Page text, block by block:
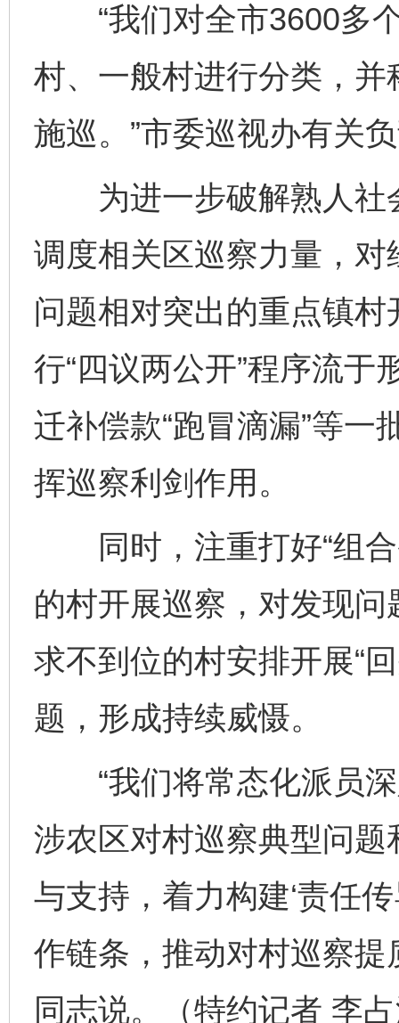
“我们对全市3600多个
村、一般村进行分类，
施巡。”市委巡视办有关
为进一步破解熟人社
调度相关区巡察力量，
问题相对突出的重点镇
行“四议两公开”程序流于
迁补偿款“跑冒滴漏”等一
挥巡察利剑作用。
同时，注重打好“组合
的村开展巡察，对发现
求不到位的村安排开展“
题，形成持续威慑。
“我们将常态化派员深
涉农区对村巡察典型问
与支持，着力构建‘责任
作链条，推动对村巡察提
同志说。（特约记者 李